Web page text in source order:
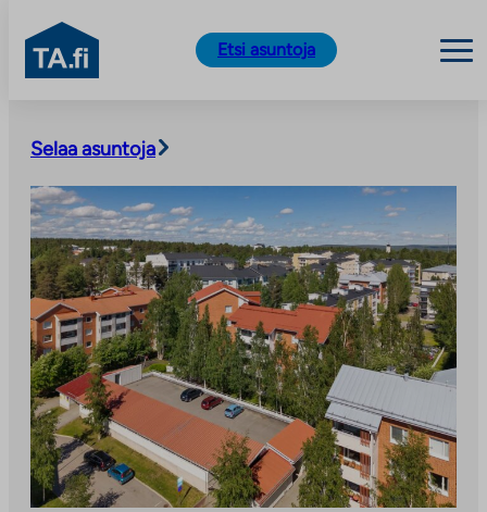
sisältöön
TA.fi
Etsi asuntoja
Selaa asuntoja